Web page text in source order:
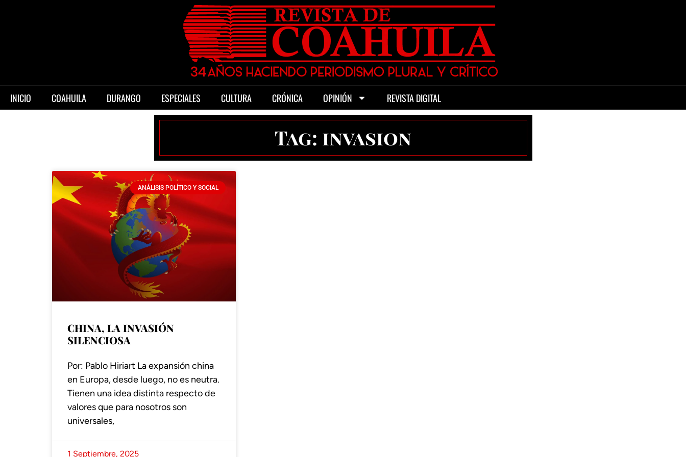
INICIO COAHUILA DURANGO ESPECIALES CULTURA CRÓNICA OPINIÓN REVISTA DIGITAL
Tag: invasion
ANÁLISIS POLÍTICO Y SOCIAL
CHINA, LA INVASIÓN
SILENCIOSA
Por: Pablo Hiriart La expansión china
en Europa, desde luego, no es neutra.
Tienen una idea distinta respecto de
valores que para nosotros son
universales,
1 Septiembre, 2025